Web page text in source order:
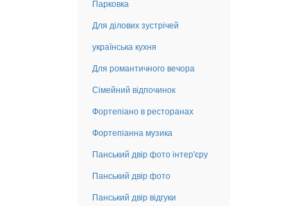
Парковка
Для ділових зустрічей
українська кухня
Для романтичного вечора
Сімейний відпочинок
Фортепіано в ресторанах
Фортепіанна музика
Панський двір фото інтер'єру
Панський двір фото
Панський двір відгуки